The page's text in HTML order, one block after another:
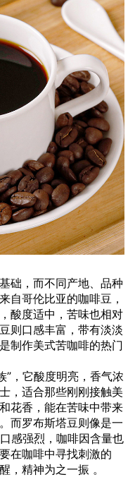
础，而不同产地、品种
自哥伦比亚的咖啡豆，
酸度适中，苦味也相对
则口感丰富，带有淡淡
制作美式苦咖啡的热门
”，它酸度明亮，香气浓
，适合那些刚刚接触美
花香，能在苦味中带来
而罗布斯塔豆则像是一
感强烈，咖啡因含量也
在咖啡中寻找刺激的
，精神为之一振 。